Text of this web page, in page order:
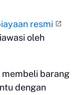
resmi
oleh
barang
dengan